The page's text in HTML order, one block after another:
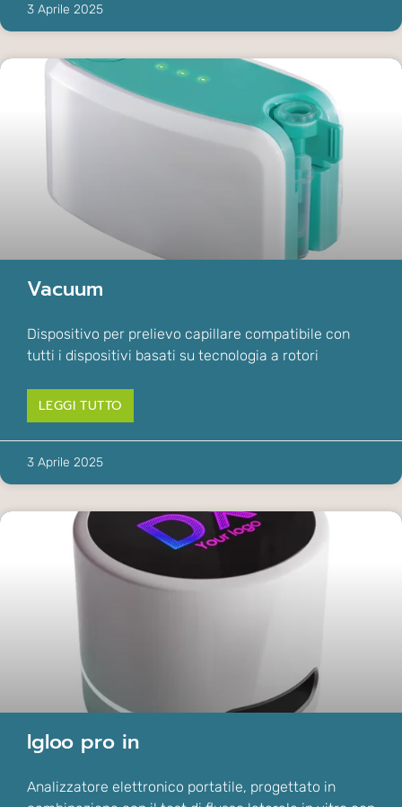
3 Aprile 2025
Vacuum
Dispositivo per prelievo capillare compatibile con
tutti i dispositivi basati su tecnologia a rotori
LEGGI TUTTO
3 Aprile 2025
Igloo pro in
Analizzatore elettronico portatile, progettato in